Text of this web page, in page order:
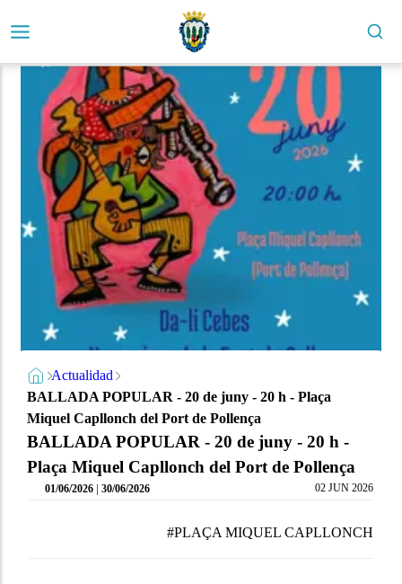
Actualidad
BALLADA POPULAR - 20 de juny - 20 h - Plaça
Miquel Capllonch del Port de Pollença
BALLADA POPULAR - 20 de juny - 20 h -
Plaça Miquel Capllonch del Port de Pollença
01/06/2026 | 30/06/2026 02 JUN 2026
#PLAÇA MIQUEL CAPLLONCH